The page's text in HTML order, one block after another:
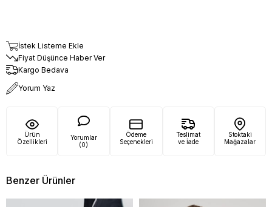
İstek Listeme Ekle
Fiyat Düşünce Haber Ver
Kargo Bedava
Yorum Yaz
Ürün
Özellikleri
Yorumlar
(0)
Ödeme
Seçenekleri
Teslimat
ve İade
Stoktaki
Mağazalar
Benzer Ürünler